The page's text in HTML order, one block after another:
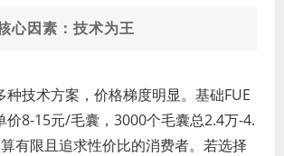
心因素：技术为王
种技术方案，价格梯度明显。基础FUE
价8-15元/毛囊，3000个毛囊总2.4万-4.
有限且追求性价比的消费者。若选择